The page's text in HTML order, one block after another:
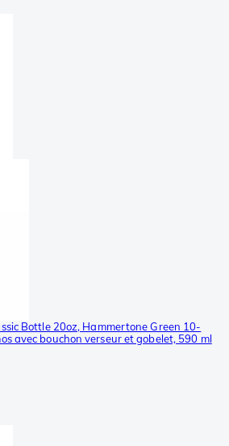
Bottle 20oz, Hammertone Green 10-
avec bouchon verseur et gobelet, 590 ml